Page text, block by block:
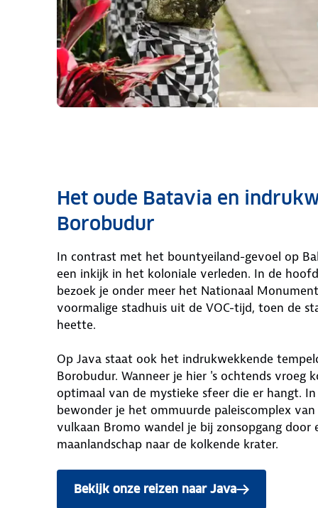
Het oude Batavia en
Borobudur
In contrast met het bountyeiland-gevoel op
een inkijk in het koloniale verleden. In de
bezoek je onder meer het Nationaal
voormalige stadhuis uit de VOC-tijd, toen de
heette.
Op Java staat ook het indrukwekkende
Borobudur. Wanneer je hier 's ochtends vroeg
optimaal van de mystieke sfeer die er hangt.
bewonder je het ommuurde paleiscomplex
vulkaan Bromo wandel je bij zonsopgang door
maanlandschap naar de kolkende krater.
Bekijk onze reizen naar Java